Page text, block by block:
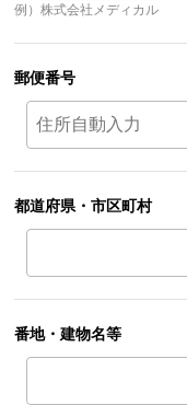
例）株式会社メディカル
郵便番号
都道府県・市区町村
番地・建物名等